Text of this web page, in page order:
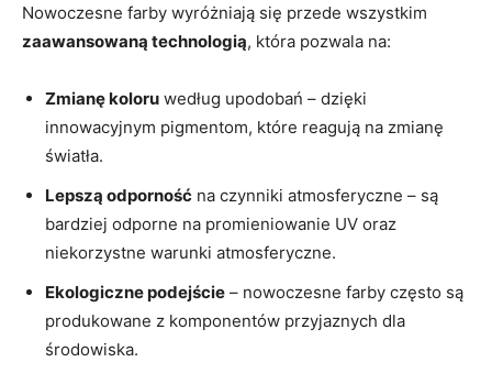
Nowoczesne farby wyróżniają się przede wszystkim
zaawansowaną technologią, która pozwala na:
Zmianę koloru według upodobań – dzięki
innowacyjnym pigmentom, które reagują na zmianę
światła.
Lepszą odporność na czynniki atmosferyczne – są
bardziej odporne na promieniowanie UV oraz
niekorzystne warunki atmosferyczne.
Ekologiczne podejście – nowoczesne farby często są
produkowane z komponentów przyjaznych dla
środowiska.